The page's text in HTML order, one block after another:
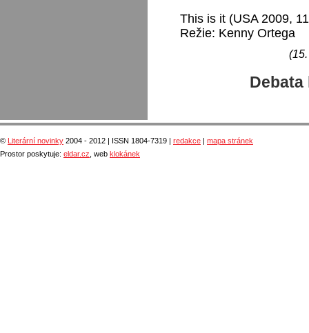
This is it (USA 2009,
Režie: Kenny Ortega
Debata
© Literární novinky 2004 - 2012 | ISSN 1804-7319 | redakce
mapa stránek
Prostor poskytuje: eldar.cz , web klokánek